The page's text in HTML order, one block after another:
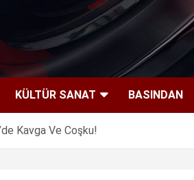
KÜLTÜR SANAT BASINDAN
Kavga Ve Coşku!